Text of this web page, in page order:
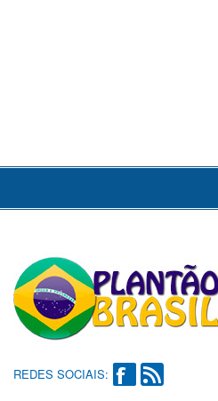
REDES SOCIAIS: